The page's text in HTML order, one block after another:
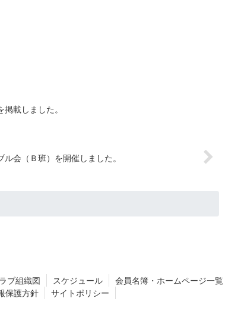
載しました。
ル会（Ｂ班）を開催しました。
ブ組織図 スケジュール
会員名簿・ホームページ一覧
保護方針
サイトポリシー